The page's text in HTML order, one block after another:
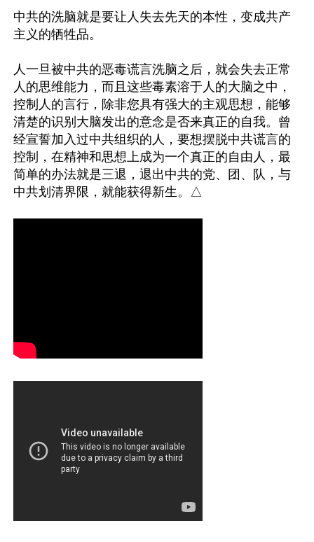
中共的洗脑就是要让人失去先天的本性，变成共产
主义的牺牲品。
人一旦被中共的恶毒谎言洗脑之后，就会失去正常
人的思维能力，而且这些毒素溶于人的大脑之中，
控制人的言行，除非您具有强大的主观思想，能够
清楚的识别大脑发出的意念是否来真正的自我。曾
经宣誓加入过中共组织的人，要想摆脱中共谎言的
控制，在精神和思想上成为一个真正的自由人，最
简单的办法就是三退，退出中共的党、团、队，与
中共划清界限，就能获得新生。△